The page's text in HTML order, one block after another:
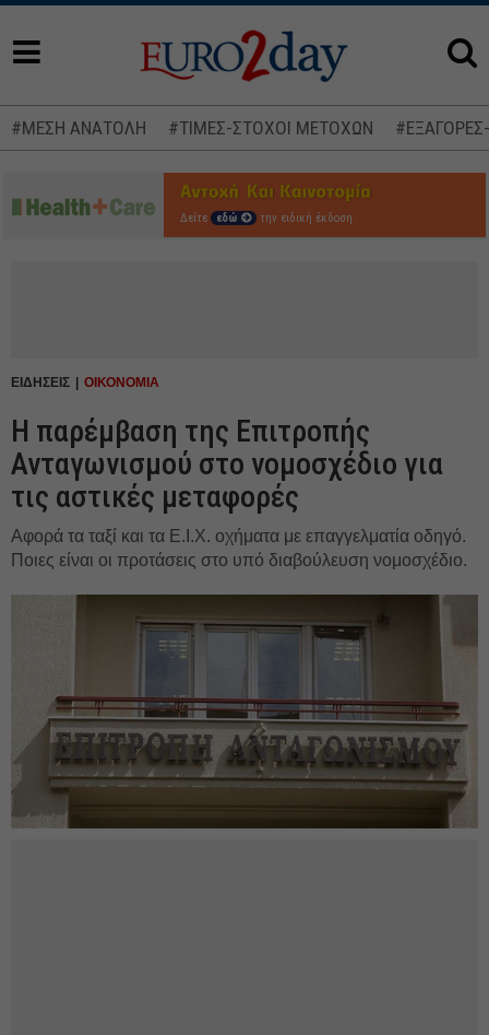
#ΜΕΣΗ ΑΝΑΤΟΛΗ #ΤΙΜΕΣ-ΣΤΟΧΟΙ ΜΕΤΟΧΩΝ
Δείτε εδώ την ειδική έκδοση
ΕΙΔΗΣΕΙΣ ΟΙΚΟΝΟΜΙΑ
Η παρέμβαση της Επιτροπής
Ανταγωνισμού στο νομοσχέδιο για
τις αστικές μεταφορές
Αφορά τα ταξί και τα Ε.Ι.Χ. οχήματα με επαγγελματία οδηγό.
Ποιες είναι οι προτάσεις στο υπό διαβούλευση νομοσχέδιο.